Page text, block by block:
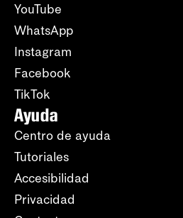
YouTube
WhatsApp
Instagram
Facebook
TikTok
Ayuda
Centro de ayuda
Tutoriales
Accesibilidad
Privacidad